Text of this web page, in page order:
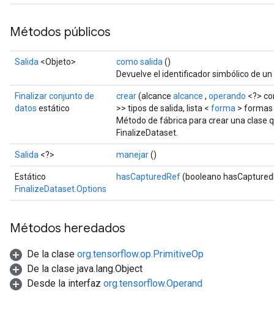
Métodos públicos
Salida <Objeto> como salida ()
Devuelve el identificador simbólico de un
Finalizar conjunto de
datos estático
crear(alcance alcance , operando <?>
>> tipos de salida, lista < forma >
Método de fábrica para crear una clase
FinalizeDataset.
Salida <?> manejar()
Estático
FinalizeDataset.Options
hasCapturedRef(booleano
Métodos heredados
De la clase org.tensorflow.op.PrimitiveOp
De la clase java.lang.Object
Desde la interfaz org.tensorflow.Operand